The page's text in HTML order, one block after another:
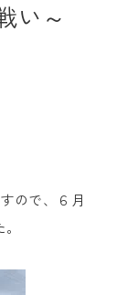
い～
ので、６月